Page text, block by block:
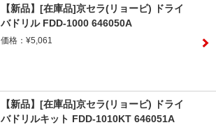
【新品】[在庫品]京セラ(リョービ) ドライ
バドリル FDD-1000 646050A
価格：¥5,061
【新品】[在庫品]京セラ(リョービ) ドライ
バドリルキット FDD-1010KT 646051A